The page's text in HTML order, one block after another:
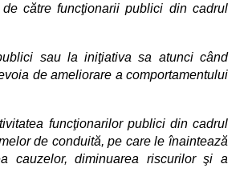
către funcţionarii publici din cadrul
sau la iniţiativa sa atunci când
de ameliorare a comportamentului
funcţionarilor publici din cadrul
de conduită, pe care le înaintează
cauzelor, diminuarea riscurilor şi a